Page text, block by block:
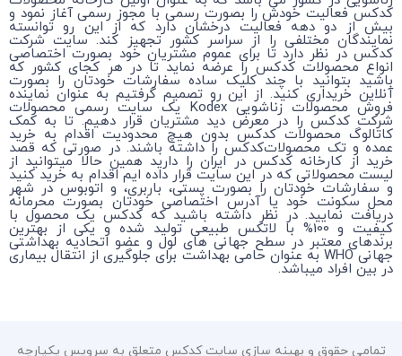
کدکس فعالیت خودش را بصورت رسمی با مجوز رسمی آغاز نمود و
بیش از دو دهه فعالیت درخشان دارد که از این رو توانسته
نمایندگان مختلفی را از سراسر کشور تجهیز کند. سایت شرکت
کدکس در نظر دارد تا برای عموم مشتریان خود بصورت اختصاصی
انواع محصولات کدکس را عرضه نماید تا در هر کجای کشور که
باشید بتوانید با چند کلیک ساده سفارشات خودتان را بصورت
آنلاین خریداری کنید. از این رو تصمیم گرفتیم به عنوان نماینده
فروش محصولات زناشویی Kodex یک سایت رسمی محصولات
شرکت کدکس را در معرض دید مشتریان قرار دهیم. تا به کمک
کاتالوگ محصولات کدکس بدون هیچ محدودیت اقدام به خرید
عمده و تک محصولات‌کدکس را داشته باشند. در صورتی که قصد
خرید از کارخانه کدکس در ایران را دارید همین حالا میتوانید از
لیست محصولاتی که در این سایت قرار داده ایم اقدام به خرید کنید
و سفارشات خودتان را بصورت پستی، باربری، و اتوبوس در شهر
محل سکونت خود یا آدرس اختصاصی خودتان بصورت محرمانه
دریافت نمایید. در نظر داشته باشید که کدکس یک محصول با
کیفیت و 100% با لاتکس طبیعی تولید شده و یکی از بهترین
برندهای معتبر در سطح جهانی های لول و عضو اتحادیه بهداشتی
جهانی WHO به عنوان حامی بهداشت برای جلوگیری از انتقال بیماری
در بین افراد میباشد.
تمامی حقوق و بهینه سازی سایت کدکس متعلق به سرویس یکپارچه